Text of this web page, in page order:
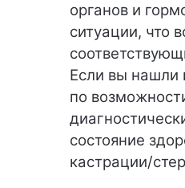
органов и
ситуации, что
Если вы нашли
по
состояние
кастрации/